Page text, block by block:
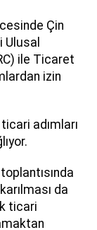
Çin
ile Ticaret
izin
adımları
da
ticari